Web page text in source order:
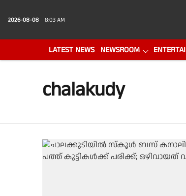
2026-08-08 8:03 AM
LATEST NEWS NEWSROOM
chalakudy